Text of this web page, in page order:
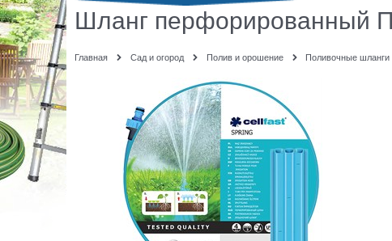
Шланг перфорированный
Главная Сад и огород Полив и орошение Поливочные шланги